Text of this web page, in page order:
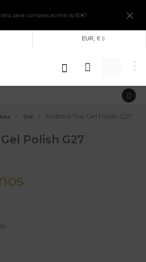
para compras acima os 60€!
EUR, €
Gel Andreia The Gel Polish G27
Polish G27